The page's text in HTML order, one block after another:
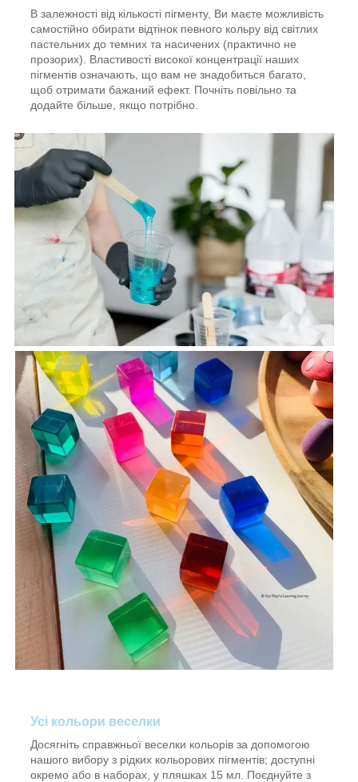
В залежності від кількості пігменту, Ви маєте можливість
самостійно обирати відтінок певного кольру від світлих
пастельних до темних та насичених (практично не
прозорих). Властивості високої концентрації наших
пігментів означають, що вам не знадобиться багато,
щоб отримати бажаний ефект. Почніть повільно та
додайте більше, якщо потрібно.
Усі кольори веселки
Досягніть справжньої веселки кольорів за допомогою
нашого вибору з рідких кольорових пігментів; доступні
окремо або в наборах, у пляшках 15 мл. Поєднуйте з